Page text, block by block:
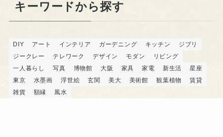
キーワードから探す
DIY アート インテリア ガーデニング キッチン
ジブリ
ジークレー
テレワーク デザイン モダン
リビング
一人暮らし
写真 博物館 大阪 家具 家電 新生活
星座
東京
水墨画 浮世絵 玄関 美大 美術館 観葉植物
賃貸
雑貨
額縁 風水